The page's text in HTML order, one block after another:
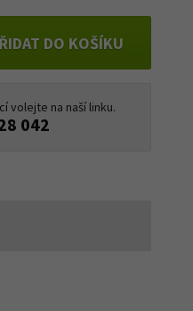
DO KOŠÍKU
volejte na naší linku.
042